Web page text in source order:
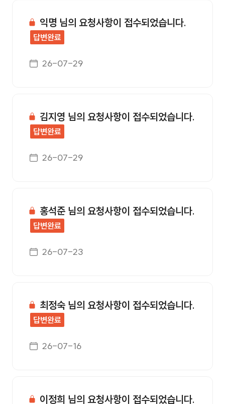
익명 님의 요청사항이 접수되었습니다.
답변완료
게시일자
26-07-29
김지영 님의 요청사항이 접수되었습니다.
답변완료
게시일자
26-07-29
홍석준 님의 요청사항이 접수되었습니다.
답변완료
게시일자
26-07-23
최정숙 님의 요청사항이 접수되었습니다.
답변완료
게시일자
26-07-16
이정희 님의 요청사항이 접수되었습니다.